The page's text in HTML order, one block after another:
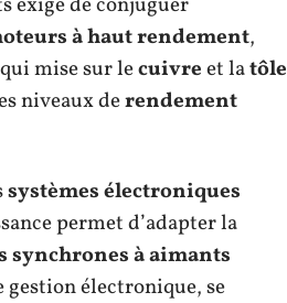
à haut rendement,
mise sur lecuivreet latôle
niveaux derendement
systèmes électroniques
permet d’adapter la
synchrones à aimants
gestion électronique, se